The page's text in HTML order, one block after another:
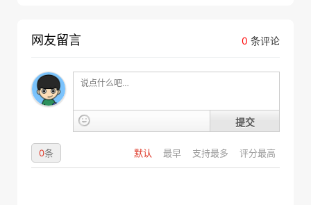
0 条评论
网友留言
提交
默认 最早 支持最多 评分最高
0条